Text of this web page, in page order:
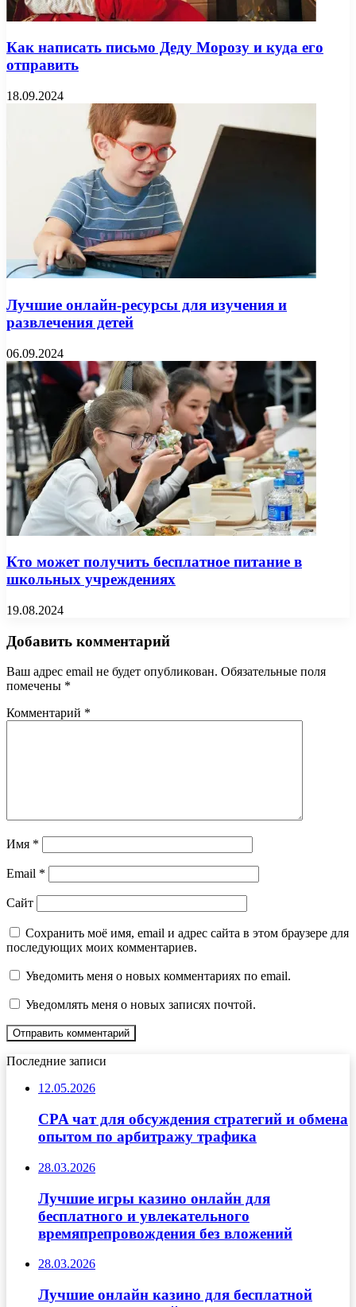
Как написать письмо Деду Морозу и куда его
отправить
18.09.2024
Лучшие онлайн-ресурсы для изучения и
развлечения детей
06.09.2024
Кто может получить бесплатное питание в
школьных учреждениях
19.08.2024
Добавить комментарий
Ваш адрес email не будет опубликован. Обязательные поля
помечены *
Комментарий *
Имя *
Email *
Сайт
Сохранить моё имя, email и адрес сайта в этом браузере для
последующих моих комментариев.
Уведомить меня о новых комментариях по email.
Уведомлять меня о новых записях почтой.
Последние записи
12.05.2026
CPA чат для обсуждения стратегий и обмена
опытом по арбитражу трафика
28.03.2026
Лучшие игры казино онлайн для
бесплатного и увлекательного
времяпрепровождения без вложений
28.03.2026
Лучшие онлайн казино для бесплатной